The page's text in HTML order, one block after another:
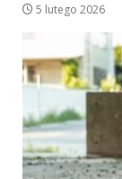
5 lutego 2026